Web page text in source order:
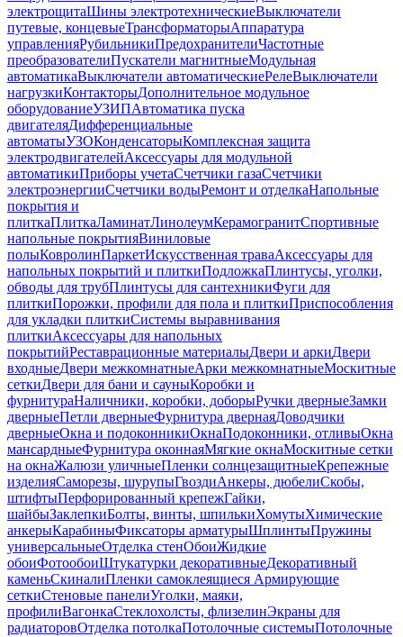
электрощитаШины электротехническиеВыключатели
путевые, концевыеТрансформаторыАппаратура
управленияРубильникиПредохранителиЧастотные
преобразователиПускатели магнитныеМодульная
автоматикаВыключатели автоматическиеРелеВыключатели
нагрузкиКонтакторыДополнительное модульное
оборудованиеУЗИПАвтоматика пуска
двигателяДифференциальные
автоматыУЗОКонденсаторыКомплексная защита
электродвигателейАксессуары для модульной
автоматикиПриборы учетаСчетчики газаСчетчики
электроэнергииСчетчики водыРемонт и отделкаНапольные
покрытия и
плиткаПлиткаЛаминатЛинолеумКерамогранитСпортивные
напольные покрытияВиниловые
полыКовролинПаркетИскусственная траваАксессуары для
напольных покрытий и плиткиПодложкаПлинтусы, уголки,
обводы для трубПлинтусы для сантехникиФуги для
плиткиПорожки, профили для пола и плиткиПриспособления
для укладки плиткиСистемы выравнивания
плиткиАксессуары для напольных
покрытийРеставрационные материалыДвери и аркиДвери
входныеДвери межкомнатныеАрки межкомнатныеМоскитные
сеткиДвери для бани и сауныКоробки и
фурнитураНаличники, коробки, доборыРучки дверныеЗамки
дверныеПетли дверныеФурнитура двернаяДоводчики
дверныеОкна и подоконникиОкнаПодоконники, отливыОкна
мансардныеФурнитура оконнаяМягкие окнаМоскитные сетки
на окнаЖалюзи уличныеПленки солнцезащитныеКрепежные
изделияСаморезы, шурупыГвоздиАнкеры, дюбелиСкобы,
штифтыПерфорированный крепежГайки,
шайбыЗаклепкиБолты, винты, шпилькиХомутыХимические
анкерыКарабиныФиксаторы арматурыШплинтыПружины
универсальныеОтделка стенОбоиЖидкие
обоиФотообоиШтукатурки декоративныеДекоративный
каменьСкиналиПленки самоклеящиеся Армирующие
сеткиСтеновые панелиУголки, маяки,
профилиВагонкаСтеклохолсты, флизелинЭкраны для
радиаторовОтделка потолкаПотолочные системыПотолочные